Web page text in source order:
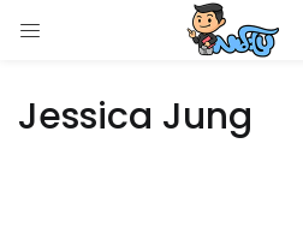
Jessica Jung
Enter your username and